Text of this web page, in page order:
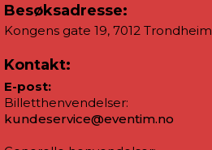
Besøksadresse:
Kongens gate 19, 7012 Trondheim
Kontakt:
E-post:
Billetthenvendelser:
kundeservice@eventim.no